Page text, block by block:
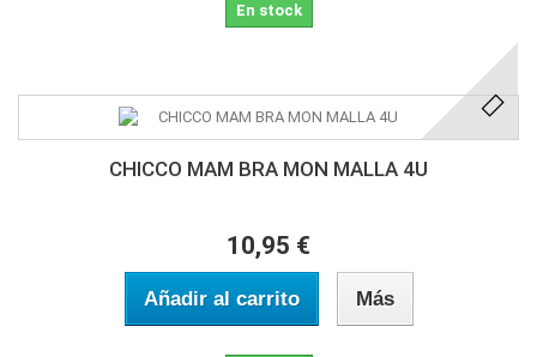
En stock
CHICCO MAM BRA MON MALLA 4U
10,95 €
Añadir al carrito Más